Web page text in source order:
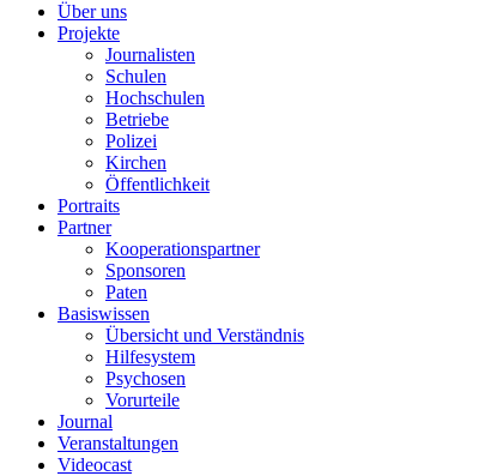
Über uns
Projekte
Journalisten
Schulen
Hochschulen
Betriebe
Polizei
Kirchen
Öffentlichkeit
Portraits
Partner
Kooperationspartner
Sponsoren
Paten
Basiswissen
Übersicht und Verständnis
Hilfesystem
Psychosen
Vorurteile
Journal
Veranstaltungen
Videocast